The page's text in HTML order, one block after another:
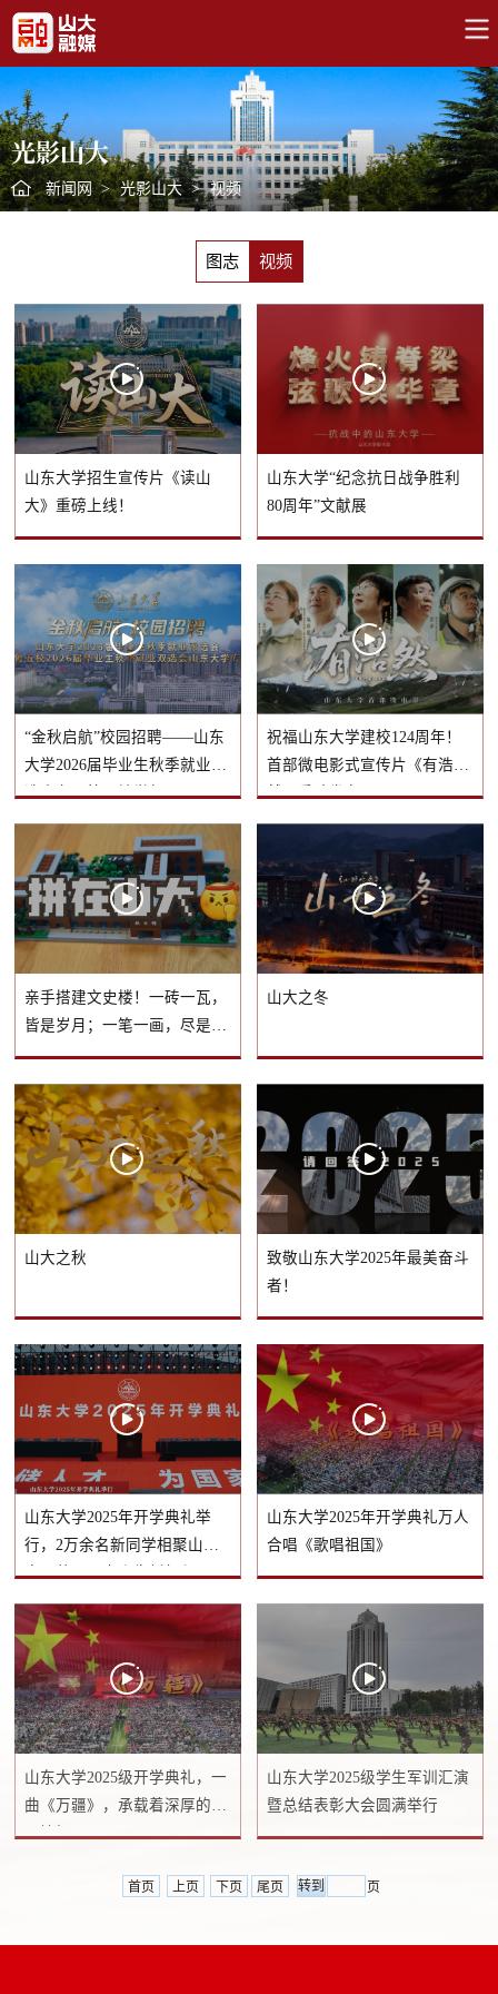
光影山大
新闻网 > 光影山大 > 视频
图志 视频
山东大学招生宣传片《读山
大》重磅上线！
山东大学“纪念抗日战争胜利
80周年”文献展
“金秋启航”校园招聘——山东
大学2026届毕业生秋季就业双
选会在一校三地举行
祝福山东大学建校124周年！
首部微电影式宣传片《有浩
然》重磅发布！
亲手搭建文史楼！一砖一瓦，
皆是岁月；一笔一画，尽是传
承
山大之冬
山大之秋
致敬山东大学2025年最美奋斗
者！
山东大学2025年开学典礼举
行，2万余名新同学相聚山
大，共同开启人生新征程
山东大学2025年开学典礼万人
合唱《歌唱祖国》
山东大学2025级开学典礼，一
曲《万疆》，承载着深厚的家
国情怀
山东大学2025级学生军训汇演
暨总结表彰大会圆满举行
首页 上页 下页 尾页 页